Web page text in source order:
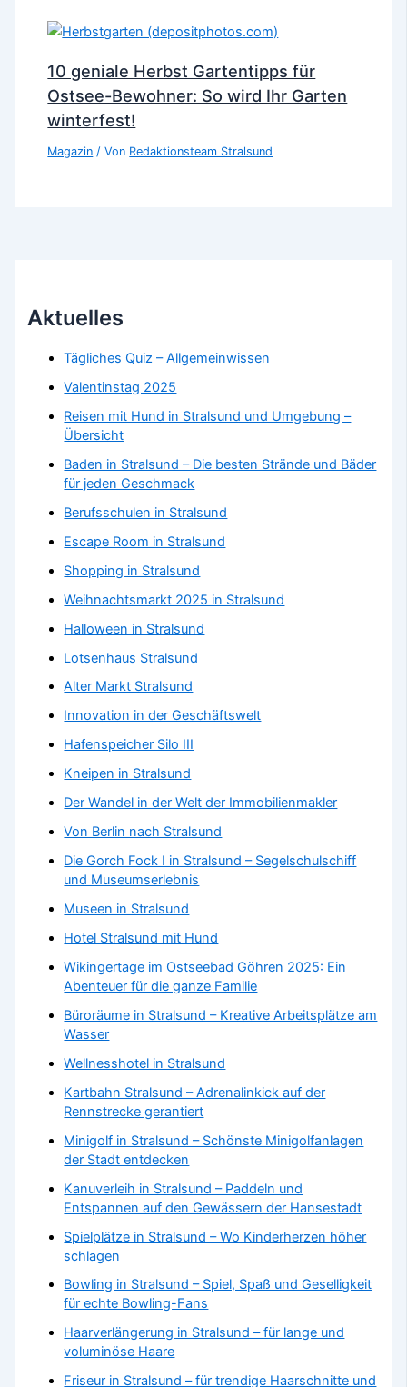
10 geniale Herbst Gartentipps für
Ostsee-Bewohner: So wird Ihr Garten
winterfest!
Magazin / Von Redaktionsteam Stralsund
Aktuelles
Tägliches Quiz – Allgemeinwissen
Valentinstag 2025
Reisen mit Hund in Stralsund und Umgebung –
Übersicht
Baden in Stralsund – Die besten Strände und Bäder
für jeden Geschmack
Berufsschulen in Stralsund
Escape Room in Stralsund
Shopping in Stralsund
Weihnachtsmarkt 2025 in Stralsund
Halloween in Stralsund
Lotsenhaus Stralsund
Alter Markt Stralsund
Innovation in der Geschäftswelt
Hafenspeicher Silo III
Kneipen in Stralsund
Der Wandel in der Welt der Immobilienmakler
Von Berlin nach Stralsund
Die Gorch Fock I in Stralsund – Segelschulschiff
und Museumserlebnis
Museen in Stralsund
Hotel Stralsund mit Hund
Wikingertage im Ostseebad Göhren 2025: Ein
Abenteuer für die ganze Familie
Büroräume in Stralsund – Kreative Arbeitsplätze am
Wasser
Wellnesshotel in Stralsund
Kartbahn Stralsund – Adrenalinkick auf der
Rennstrecke gerantiert
Minigolf in Stralsund – Schönste Minigolfanlagen
der Stadt entdecken
Kanuverleih in Stralsund – Paddeln und
Entspannen auf den Gewässern der Hansestadt
Spielplätze in Stralsund – Wo Kinderherzen höher
schlagen
Bowling in Stralsund – Spiel, Spaß und Geselligkeit
für echte Bowling-Fans
Haarverlängerung in Stralsund – für lange und
voluminöse Haare
Friseur in Stralsund – für trendige Haarschnitte und